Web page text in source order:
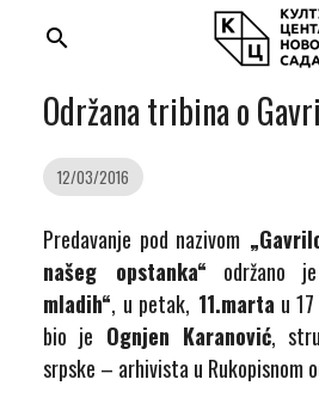
search
Održana tribina o
12/03/2016
Predavanje pod nazivom
našeg opstanka“ održano
mladih“, u petak, 11.marta u
bio je Ognjen Karanović,
srpske – arhivista u Rukopisnom